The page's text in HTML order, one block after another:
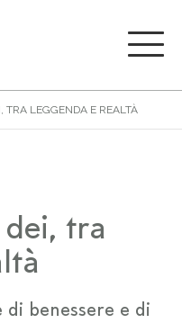
TRA LEGGENDA E REALTÀ
tra
benessere e di